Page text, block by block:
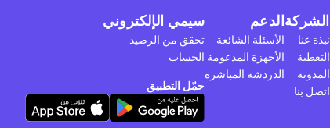
الشركة
نبذة عنا
التغطية
المدونة
اتصل بنا
الدعم
الأسئلة الشائعة
الأجهزة المدعومة
الدردشة المباشرة
سيمي الإلكتروني
تحقق من الرصيد
الحساب
حمّل التطبيق